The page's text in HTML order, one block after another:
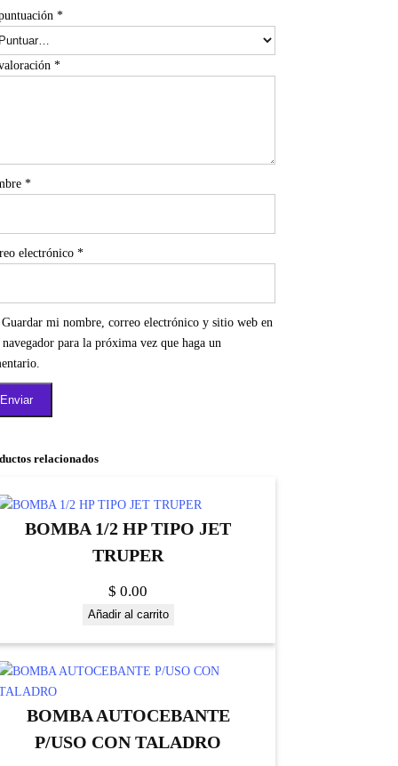
*
*
*
electrónico *
Guardar mi nombre, correo electrónico y sitio web en
navegador para la próxima vez que haga un
relacionados
BOMBA 1/2 HP TIPO JET
TRUPER
$ 0.00
Añadir al carrito
BOMBA AUTOCEBANTE
P/USO CON TALADRO